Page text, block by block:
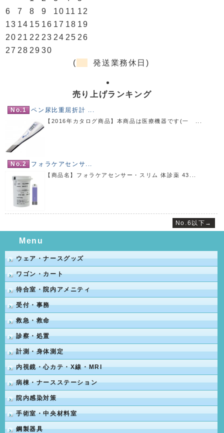
6
7 8 9 10 11 12
13 14 15 16 17 18 19
20 21 22 23 24 25 26
27 28 29 30
(
発送業務休日)
売り上げランキング
No.1 ペン尿比重屈折計 ...
【2016年カタログ商品】本商品は医療機器です(一 ...
No.2 フォラケアセンサ...
【商品名】フォラケアセンサー・スリム 体診薬 43...
No.6以下→
Menu
ウェア・ナースグッズ
ワゴン・カート
待合室・院内アメニティ
受付・事務
救急・救命
診察・処置
計測・身体測定
内視鏡・心カテ・X線・MRI
病棟・ナースステーション
院内感染対策
手術室・中央材料室
鋼製器具